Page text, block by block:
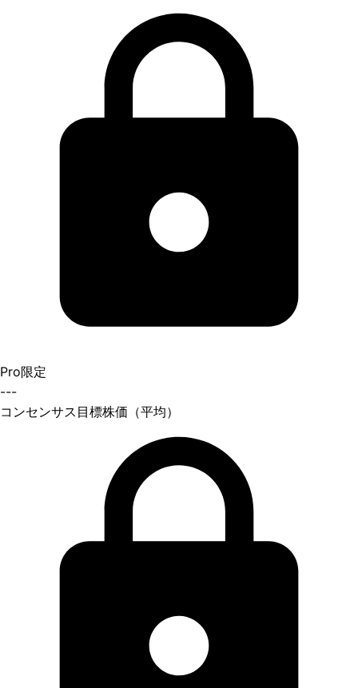
Pro限定
---
コンセンサス目標株価（平均）